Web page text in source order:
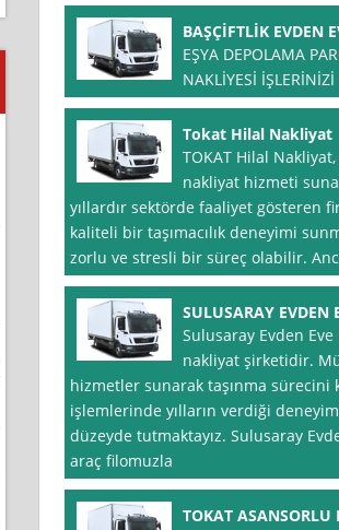
BAŞÇİFTLİK EVDEN
EŞYA DEPOLAMA
NAKLİYESİ
Tokat Hilal Nakliyat
TOKAT Hilal
nakliyat hizmeti
yıllardır sektörde faaliyet gösteren
kaliteli bir taşımacılık deneyimi
zorlu ve stresli bir süreç olabilir.
SULUSARAY EVDEN
Sulusaray Evden
nakliyat şirketidir.
hizmetler sunarak taşınma sürecini
işlemlerinde yılların verdiği
düzeyde tutmaktayız. Sulusaray
araç filomuzla
TOKAT